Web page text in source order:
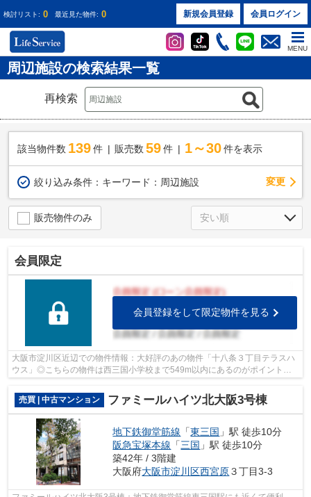
検討リスト: 0 最近見た物件: 0 新規会員登録 会員ログイン
MENU
周辺施設の検索結果一覧
再検索
該当物件数 139件 販売数 59 件 1～30 件を表示
絞り込み条件： キーワード：周辺施設 変更
販売物件のみ
会員限定
会員登録をして限定物件を見る
大阪市淀川区近辺での物件情報：大好評のあの物件「十八条３丁目テラスハ
ウス」◎こちらの物件は西三国小学校まで549m以内にあるのがポイントで
売買 | 中古マンション
ファミールハイツ北大阪3号棟
地下鉄御堂筋線 「東三国 」駅 徒歩10分
阪急宝塚本線 「三国 」駅 徒歩10分
築42年 / 3階建
大阪府大阪市淀川区西宮原３丁目3-3